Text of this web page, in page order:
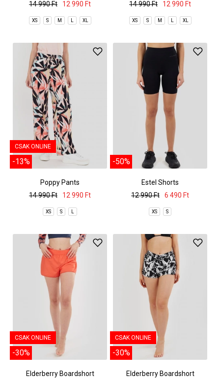
14 990 Ft 12 990 Ft
XS S M L XL
14 990 Ft 12 990 Ft
XS S M L XL
CSAK ONLINE
-13%
Poppy Pants
14 990 Ft
12 990 Ft
XS S L
-50%
Estel Shorts
12 990 Ft
6 490 Ft
XS S
CSAK ONLINE
-30%
Elderberry Boardshort
CSAK ONLINE
-30%
Elderberry Boardshort